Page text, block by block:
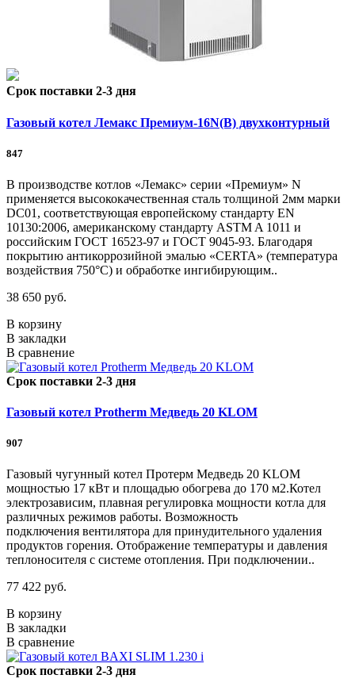
Срок поставки 2-3 дня
Газовый котел Лемакс Премиум-16N(В) двухконтурный
847
В производстве котлов «Лемакс» серии «Премиум» N
применяется высококачественная сталь толщиной 2мм марки
DC01, соответствующая европейскому стандарту EN
10130:2006, американскому стандарту ASTM A 1011 и
российским ГОСТ 16523-97 и ГОСТ 9045-93. Благодаря
покрытию антикоррозийной эмалью «CERTA» (температура
воздействия 750°С) и обработке ингибирующим..
38 650 руб.
В корзину
В закладки
В сравнение
Срок поставки 2-3 дня
Газовый котел Protherm Медведь 20 KLOM
907
Газовый чугунный котел Протерм Медведь 20 KLOM
мощностью 17 кВт и площадью обогрева до 170 м2.Котел
электрозависим, плавная регулировка мощности котла для
различных режимов работы. Возможность
подключения вентилятора для принудительного удаления
продуктов горения. Отображение температуры и давления
теплоносителя с системе отопления. При подключении..
77 422 руб.
В корзину
В закладки
В сравнение
Срок поставки 2-3 дня